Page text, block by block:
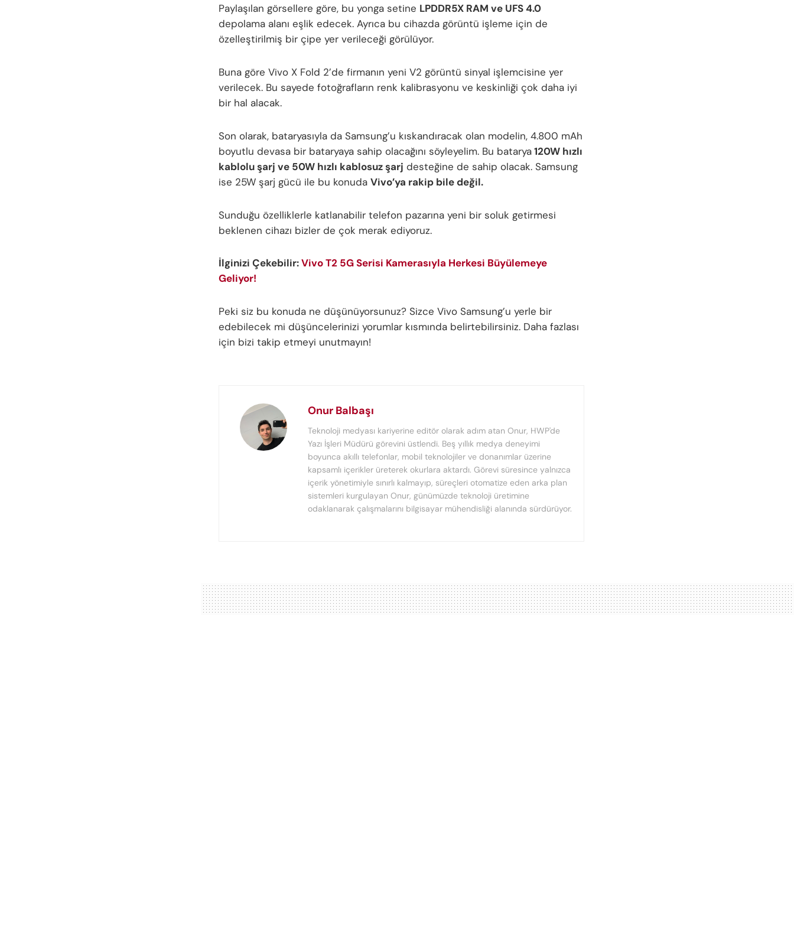
Paylaşılan görsellere göre, bu yonga setine LPDDR5X RAM ve UFS 4.0
depolama alanı eşlik edecek. Ayrıca bu cihazda görüntü işleme için de
özelleştirilmiş bir çipe yer verileceği görülüyor.
Buna göre Vivo X Fold 2’de firmanın yeni V2 görüntü sinyal işlemcisine yer
verilecek. Bu sayede fotoğrafların renk kalibrasyonu ve keskinliği çok daha iyi
bir hal alacak.
Son olarak, bataryasıyla da Samsung’u kıskandıracak olan modelin, 4.800 mAh
boyutlu devasa bir bataryaya sahip olacağını söyleyelim. Bu batarya120W hızlı
kablolu şarj ve 50W hızlı kablosuz şarj desteğine de sahip olacak. Samsung
ise 25W şarj gücü ile bu konuda Vivo’ya rakip bile değil.
Sunduğu özelliklerle katlanabilir telefon pazarına yeni bir soluk getirmesi
beklenen cihazı bizler de çok merak ediyoruz.
İlginizi Çekebilir:Vivo T2 5G Serisi Kamerasıyla Herkesi Büyülemeye
Geliyor!
Peki siz bu konuda ne düşünüyorsunuz? Sizce Vivo Samsung’u yerle bir
edebilecek mi düşüncelerinizi yorumlar kısmında belirtebilirsiniz. Daha fazlası
için bizi takip etmeyi unutmayın!
Onur Balbaşı
Teknoloji medyası kariyerine editör olarak adım atan Onur, HWP'de
Yazı İşleri Müdürü görevini üstlendi. Beş yıllık medya deneyimi
boyunca akıllı telefonlar, mobil teknolojiler ve donanımlar üzerine
kapsamlı içerikler üreterek okurlara aktardı. Görevi süresince yalnızca
içerik yönetimiyle sınırlı kalmayıp, süreçleri otomatize eden arka plan
sistemleri kurgulayan Onur, günümüzde teknoloji üretimine
odaklanarak çalışmalarını bilgisayar mühendisliği alanında sürdürüyor.